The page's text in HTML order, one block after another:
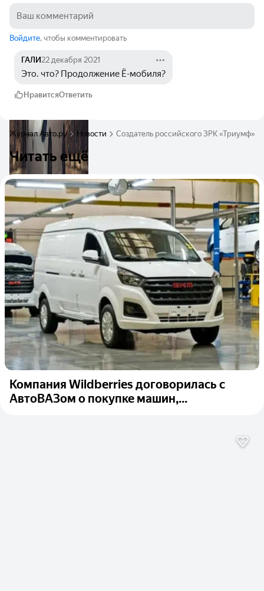
Войдите, чтобы комментировать
ГАЛИ22 декабря 2021
Это. что? Продолжение Ё-мобиля?
НравитсяОтветить
Журнал Авто.ру Новости Создатель российского ЗРК «Триумф»
Читать ещё
Компания Wildberries договорилась с
АвтоВАЗом о покупке машин,...